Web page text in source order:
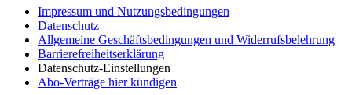
Impressum und Nutzungsbedingungen
Datenschutz
Allgemeine Geschäftsbedingungen und Widerrufsbelehrung
Barrierefreiheitserklärung
Datenschutz-Einstellungen
Abo-Verträge hier kündigen